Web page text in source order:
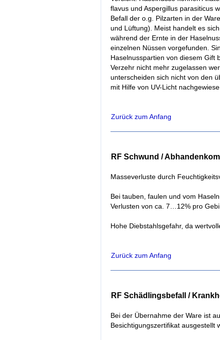
flavus und Aspergillus parasiticus
Befall der o.g. Pilzarten in der
und Lüftung). Meist handelt es
während der Ernte in der
einzelnen Nüssen vorgefunden.
Haselnusspartien von diesem Gift
Verzehr nicht mehr zugelassen
unterscheiden sich nicht von den
mit Hilfe von UV-Licht
Zurück zum Anfang
RF Schwund /
Masseverluste durch
Bei tauben, faulen und vom
Verlusten von ca. 7…12% pro
Hohe Diebstahlsgefahr, da
Zurück zum Anfang
RF Schädlingsbefall /
Bei der Übernahme der Ware ist
Besichtigungszertifikat ausgestellt